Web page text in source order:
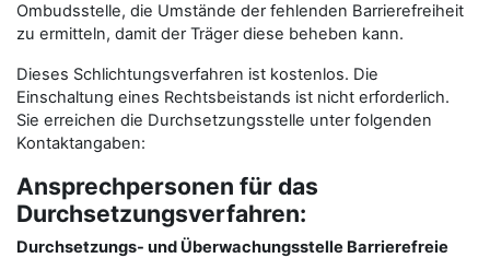
Ombudsstelle, die Umstände der fehlenden Barrierefreiheit
zu ermitteln, damit der Träger diese beheben kann.
Dieses Schlichtungsverfahren ist kostenlos. Die
Einschaltung eines Rechtsbeistands ist nicht erforderlich.
Sie erreichen die Durchsetzungsstelle unter folgenden
Kontaktangaben:
Ansprechpersonen für das
Durchsetzungsverfahren:
Durchsetzungs- und Überwachungsstelle Barrierefreie